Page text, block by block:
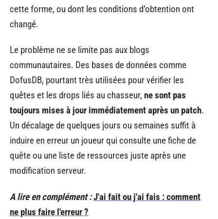
cette forme, ou dont les conditions d’obtention ont
changé.
Le problème ne se limite pas aux blogs
communautaires. Des bases de données comme
DofusDB, pourtant très utilisées pour vérifier les
quêtes et les drops liés au chasseur, ne sont pas
toujours mises à jour immédiatement après un patch.
Un décalage de quelques jours ou semaines suffit à
induire en erreur un joueur qui consulte une fiche de
quête ou une liste de ressources juste après une
modification serveur.
A lire en complément :J'ai fait ou j'ai fais : comment
ne plus faire l'erreur ?